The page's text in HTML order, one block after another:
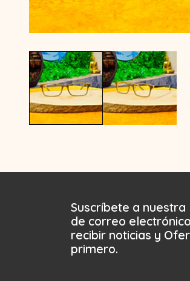
Suscríbete a nuestra
de correo
recibir noticias y
primero.